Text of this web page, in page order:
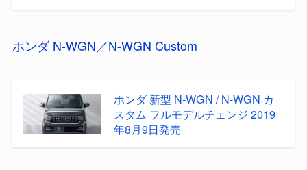
ホンダ N-WGN／N-WGN Custom
ホンダ 新型 N-WGN / N-WGN カ
スタム フルモデルチェンジ 2019
年8月9日発売